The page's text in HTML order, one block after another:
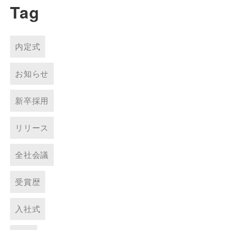
Tag
内定式
お知らせ
新卒採用
リリース
全社会議
受賞歴
入社式